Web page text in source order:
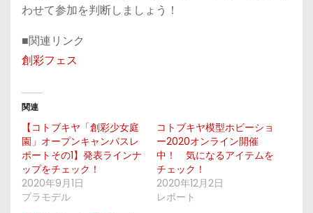
わせて参加を判断しましょう！
■関連リンク
創彩フェス
関連
【コトブキヤ「創彩少女庭
園」オープンキャンパスレ
ポートその1】発表ラインナ
ップをチェック！
2020年9月1日
プラモデル
コトブキヤ模型ホビーショ
ー2020オンライン開催
中！ 気になるアイテムを
チェック！
2020年12月2日
レポート